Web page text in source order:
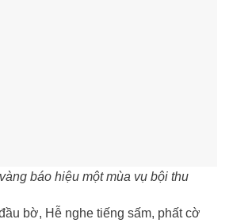
báo hiệu một mùa vụ bội thu
bờ, Hễ nghe tiếng sấm, phất cờ